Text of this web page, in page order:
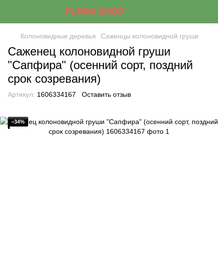
Колоновидные деревья Саженцы колоновидной груши
Саженец колоновидной груши
"Сапфира" (осенний сорт, поздний
срок созревания)
Артикул: 1606334167 Оставить отзыв
−34%